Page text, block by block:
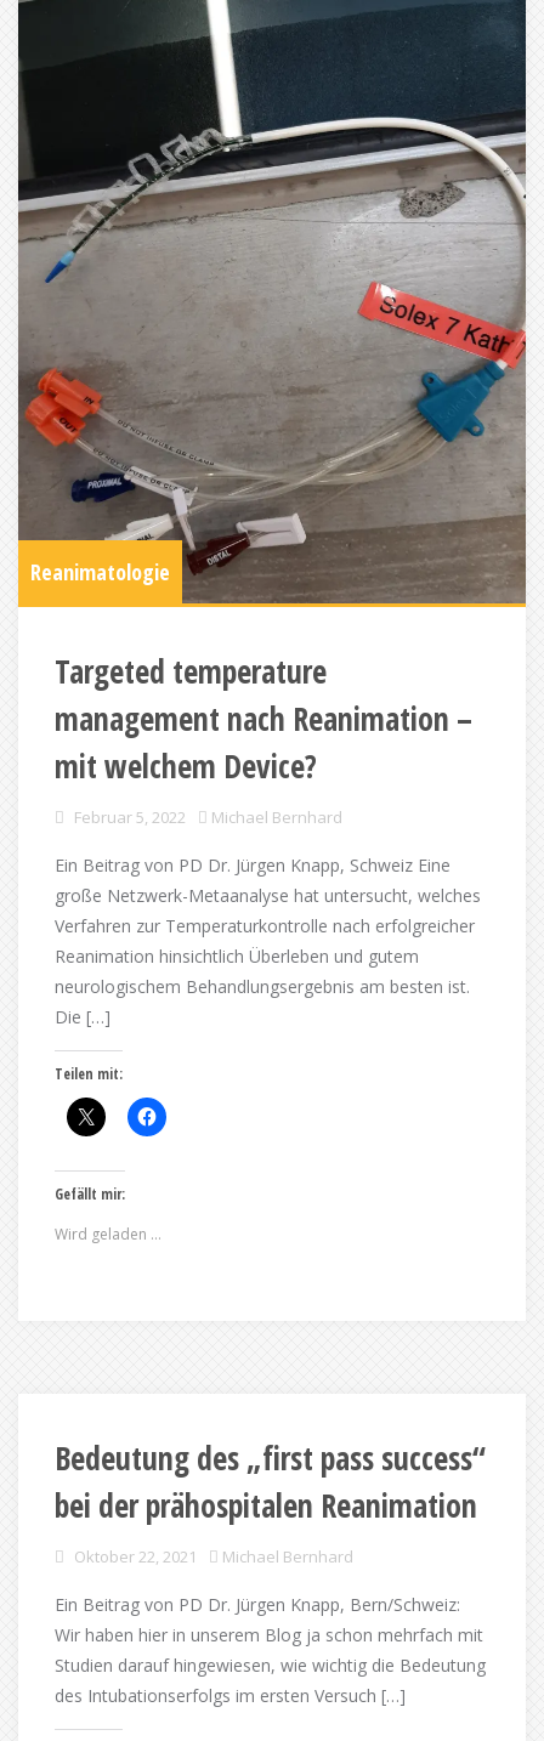
Reanimatologie
Targeted temperature
management nach Reanimation –
mit welchem Device?
Februar 5, 2022 Michael Bernhard
Ein Beitrag von PD Dr. Jürgen Knapp, Schweiz Eine
große Netzwerk-Metaanalyse hat untersucht, welches
Verfahren zur Temperaturkontrolle nach erfolgreicher
Reanimation hinsichtlich Überleben und gutem
neurologischem Behandlungsergebnis am besten ist.
Die […]
Teilen mit:
Gefällt mir:
Wird geladen …
Bedeutung des „first pass success“
bei der prähospitalen Reanimation
Oktober 22, 2021 Michael Bernhard
Ein Beitrag von PD Dr. Jürgen Knapp, Bern/Schweiz:
Wir haben hier in unserem Blog ja schon mehrfach mit
Studien darauf hingewiesen, wie wichtig die Bedeutung
des Intubationserfolgs im ersten Versuch […]